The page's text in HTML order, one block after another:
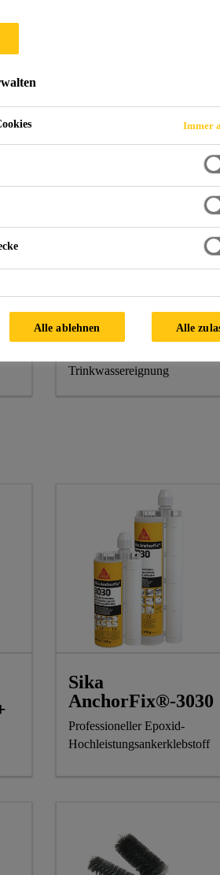
Sikadur®-31 DW
2-komponentiger
Trinkwassereignung
Sika
AnchorFix®-3030
Professioneller Epoxid-
Hochleistungsankerklebstoff
Immer
Alle ablehnen Alle